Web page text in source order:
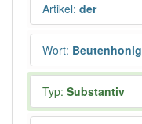
Artikel: der
Wort: Beutenhonig
Typ: Substantiv